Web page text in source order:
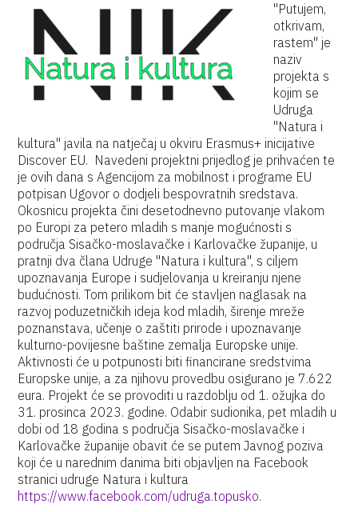
"Putujem,
otkrivam,
rastem" je
naziv
projekta s
kojim se
Udruga
"Natura i
kultura" javila na natječaj u okviru Erasmus+ inicijative
Discover EU. Navedeni projektni prijedlog je prihvaćen te
je ovih dana s Agencijom za mobilnost i programe EU
potpisan Ugovor o dodjeli bespovratnih sredstava.
Okosnicu projekta čini desetodnevno putovanje vlakom
po Europi za petero mladih s manje mogućnosti s
područja Sisačko-moslavačke i Karlovačke županije, u
pratnji dva člana Udruge "Natura i kultura", s ciljem
upoznavanja Europe i sudjelovanja u kreiranju njene
budućnosti. Tom prilikom bit će stavljen naglasak na
razvoj poduzetničkih ideja kod mladih, širenje mreže
poznanstava, učenje o zaštiti prirode i upoznavanje
kulturno-povijesne baštine zemalja Europske unije.
Aktivnosti će u potpunosti biti financirane sredstvima
Europske unije, a za njihovu provedbu osigurano je 7.622
eura. Projekt će se provoditi u razdoblju od 1. ožujka do
31. prosinca 2023. godine. Odabir sudionika, pet mladih u
dobi od 18 godina s područja Sisačko-moslavačke i
Karlovačke županije obavit će se putem Javnog poziva
koji će u narednim danima biti objavljen na Facebook
stranici udruge Natura i kultura
https://www.facebook.com/udruga.topusko.